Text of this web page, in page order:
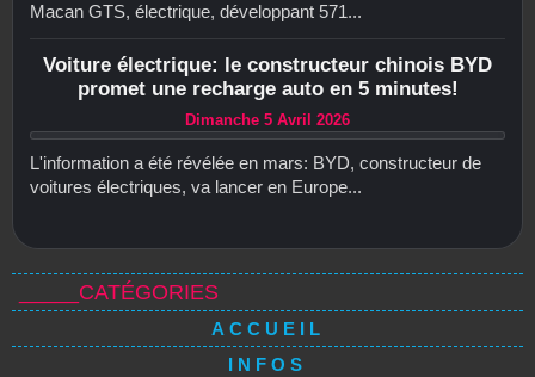
Macan GTS, électrique, développant 571...
Voiture électrique: le constructeur chinois BYD
promet une recharge auto en 5 minutes!
Dimanche 5 Avril 2026
L'information a été révélée en mars: BYD, constructeur de
voitures électriques, va lancer en Europe...
_____CATÉGORIES
ACCUEIL
INFOS